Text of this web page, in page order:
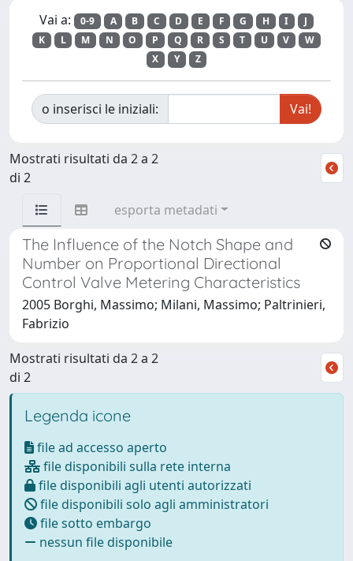
Vai a: 0-9 A B C D E F G H I
J
K
L M N O P Q R S T U V
W
X
Y Z
o inserisci le iniziali:
Mostrati risultati da 2 a 2
di 2
esporta metadati
The Influence of the Notch Shape and
Number on Proportional Directional
Control Valve Metering Characteristics
2005 Borghi, Massimo; Milani, Massimo; Paltrinieri,
Fabrizio
Mostrati risultati da 2 a 2
di 2
Legenda icone
file ad accesso aperto
file disponibili sulla rete interna
file disponibili agli utenti autorizzati
file disponibili solo agli amministratori
file sotto embargo
nessun file disponibile